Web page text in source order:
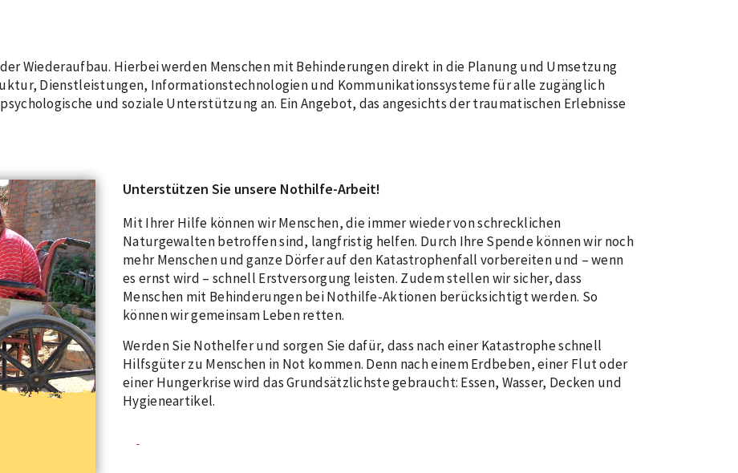
Wiederaufbau. Hierbei werden Menschen mit Behinderungen direkt in die Planung und Umsetzung
Dienstleistungen, Informationstechnologien und Kommunikationssysteme für alle zugänglich
und soziale Unterstützung an. Ein Angebot, das angesichts der traumatischen Erlebnisse
Unterstützen Sie unsere Nothilfe-Arbeit!
Mit Ihrer Hilfe können wir Menschen, die immer wieder von schrecklichen
Naturgewalten betroffen sind, langfristig helfen. Durch Ihre Spende können wir noch
mehr Menschen und ganze Dörfer auf den Katastrophenfall vorbereiten und – wenn
es ernst wird – schnell Erstversorgung leisten. Zudem stellen wir sicher, dass
Menschen mit Behinderungen bei Nothilfe-Aktionen berücksichtigt werden. So
können wir gemeinsam Leben retten.
Werden Sie Nothelfer und sorgen Sie dafür, dass nach einer Katastrophe schnell
Hilfsgüter zu Menschen in Not kommen. Denn nach einem Erdbeben, einer Flut oder
einer Hungerkrise wird das Grundsätzlichste gebraucht: Essen, Wasser, Decken und
Hygieneartikel.